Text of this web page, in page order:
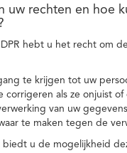
uw rechten en hoe
hebt u het recht om
te krijgen tot uw
corrigeren als ze onjuist of
van uw
te maken tegen de
u de mogelijkheid